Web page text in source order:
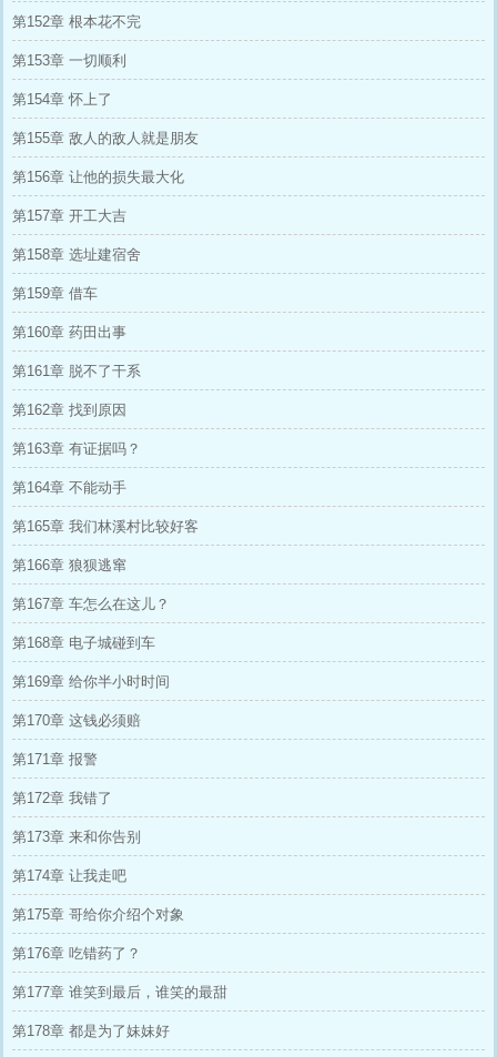
第152章 根本花不完
第153章 一切顺利
第154章 怀上了
第155章 敌人的敌人就是朋友
第156章 让他的损失最大化
第157章 开工大吉
第158章 选址建宿舍
第159章 借车
第160章 药田出事
第161章 脱不了干系
第162章 找到原因
第163章 有证据吗？
第164章 不能动手
第165章 我们林溪村比较好客
第166章 狼狈逃窜
第167章 车怎么在这儿？
第168章 电子城碰到车
第169章 给你半小时时间
第170章 这钱必须赔
第171章 报警
第172章 我错了
第173章 来和你告别
第174章 让我走吧
第175章 哥给你介绍个对象
第176章 吃错药了？
第177章 谁笑到最后，谁笑的最甜
第178章 都是为了妹妹好